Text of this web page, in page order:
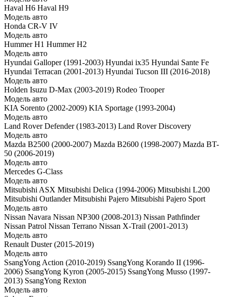
Haval H6 Haval H9
Модель авто
Honda CR-V IV
Модель авто
Hummer H1 Hummer H2
Модель авто
Hyundai Galloper (1991-2003) Hyundai ix35 Hyundai Sante Fe
Hyundai Terracan (2001-2013) Hyundai Tucson III (2016-2018)
Модель авто
Holden Isuzu D-Max (2003-2019) Rodeo Trooper
Модель авто
KIA Sorento (2002-2009) KIA Sportage (1993-2004)
Модель авто
Land Rover Defender (1983-2013) Land Rover Discovery
Модель авто
Mazda B2500 (2000-2007) Mazda B2600 (1998-2007) Mazda BT-
50 (2006-2019)
Модель авто
Mercedes G-Class
Модель авто
Mitsubishi ASX Mitsubishi Delica (1994-2006) Mitsubishi L200
Mitsubishi Outlander Mitsubishi Pajero Mitsubishi Pajero Sport
Модель авто
Nissan Navara Nissan NP300 (2008-2013) Nissan Pathfinder
Nissan Patrol Nissan Terrano Nissan X-Trail (2001-2013)
Модель авто
Renault Duster (2015-2019)
Модель авто
SsangYong Action (2010-2019) SsangYong Korando II (1996-
2006) SsangYong Kyron (2005-2015) SsangYong Musso (1997-
2013) SsangYong Rexton
Модель авто